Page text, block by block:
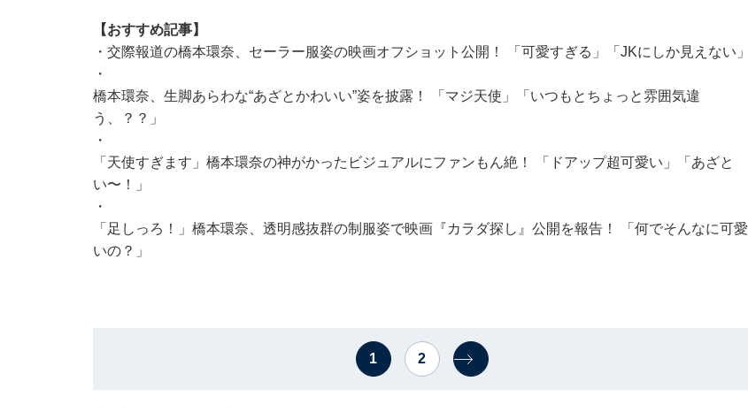
【おすすめ記事】
・ 交際報道の橋本環奈、セーラー服姿の映画オフショット公開！ 「可愛すぎる」「JKにしか見えない」
・
橋本環奈、生脚あらわな“あざとかわいい”姿を披露！ 「マジ天使」「いつもとちょっと雰囲気違
う︎、？？」
・
「天使すぎます」橋本環奈の神がかったビジュアルにファンもん絶！ 「ドアップ超可愛い」「あざと
い〜！」
・
「足しっろ！」橋本環奈、透明感抜群の制服姿で映画『カラダ探し』公開を報告！ 「何でそんなに可愛
いの？」
1 2